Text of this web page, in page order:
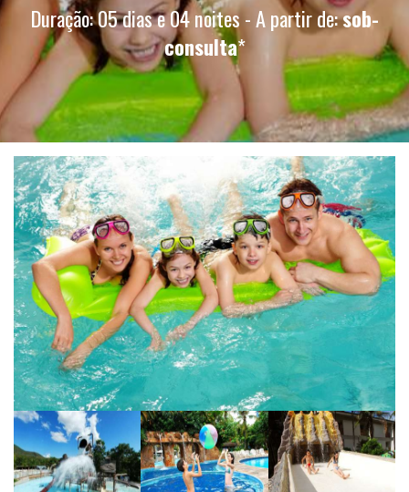
Duração: 05 dias e 04 noites - A partir de:sob-
consulta*